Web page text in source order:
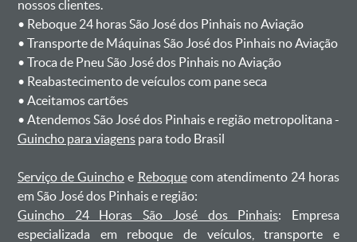
nossos clientes.
ㅤㅤ• Reboque 24 horas São José dos Pinhais no Aviação
ㅤㅤ• Transporte de Máquinas São José dos Pinhais no Aviação
ㅤㅤ• Troca de Pneu São José dos Pinhais no Aviação
ㅤㅤ• Reabastecimento de veículos com pane seca
ㅤㅤ• Aceitamos cartões
ㅤㅤ• Atendemos São José dos Pinhais e região metropolitana -
Guincho para viagenspara todo Brasil
Serviço de Guincho e Reboquecom atendimento 24 horas
em São José dos Pinhais e região:
Guincho 24 Horas São José dos Pinhais: Empresa
especializada em reboque de veículos, transporte e